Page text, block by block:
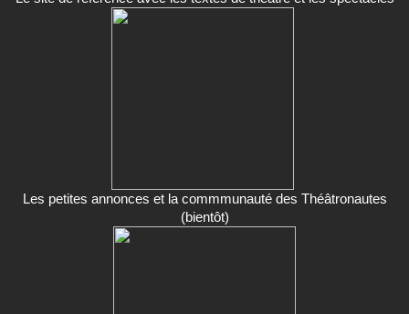
Les petites annonces et la commmunauté des Théâtronautes
(bientôt)